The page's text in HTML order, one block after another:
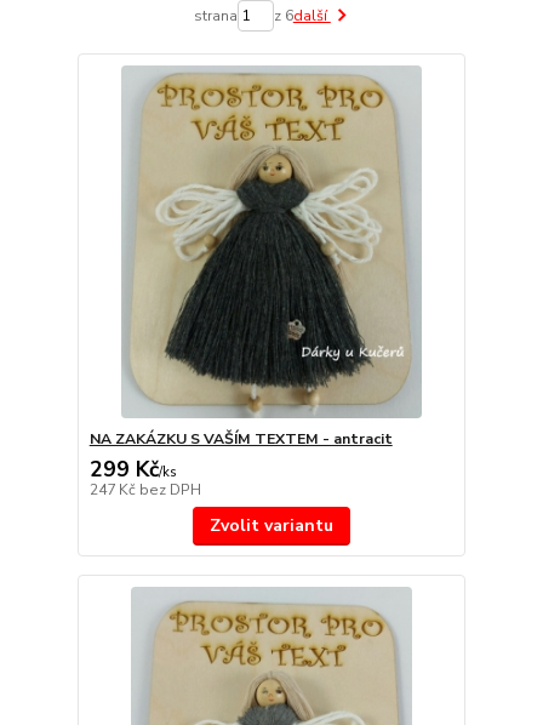
strana z 6další
NA ZAKÁZKU S VAŠÍM TEXTEM - antracit
299 Kč/ks
247 Kč bez DPH
Zvolit variantu